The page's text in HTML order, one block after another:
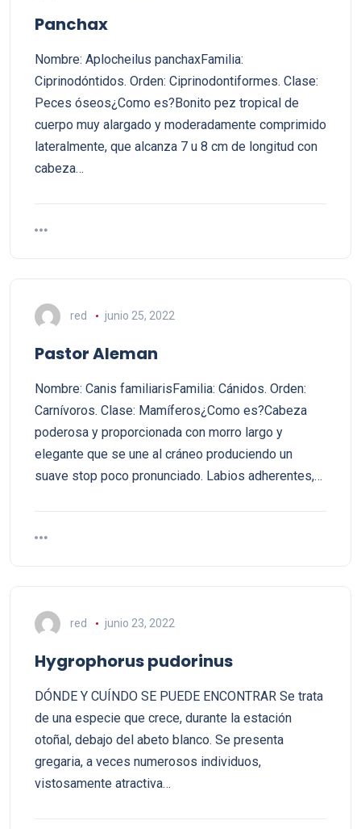
Panchax
Nombre: Aplocheilus panchaxFamilia:
Ciprinodóntidos. Orden: Ciprinodontiformes. Clase:
Peces óseos¿Como es?Bonito pez tropical de
cuerpo muy alargado y moderadamente comprimido
lateralmente, que alcanza 7 u 8 cm de longitud con
cabeza…
red junio 25, 2022
Pastor Aleman
Nombre: Canis familiarisFamilia: Cánidos. Orden:
Carnívoros. Clase: Mamíferos¿Como es?Cabeza
poderosa y proporcionada con morro largo y
elegante que se une al cráneo produciendo un
suave stop poco pronunciado. Labios adherentes,…
red junio 23, 2022
Hygrophorus pudorinus
DÓNDE Y CUÍNDO SE PUEDE ENCONTRAR Se trata
de una especie que crece, durante la estación
otoñal, debajo del abeto blanco. Se presenta
gregaria, a veces numerosos individuos,
vistosamente atractiva…